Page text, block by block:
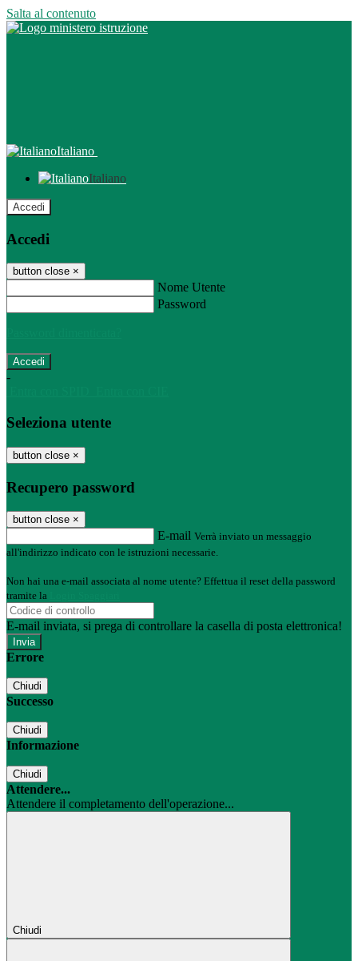
Salta al contenuto
Italiano
Italiano
Accedi
Accedi
button close ×
Nome Utente
Password
-
Seleziona utente
button close ×
Recupero password
button close ×
E-mail Verrà inviato un messaggio
all'indirizzo indicato con le istruzioni necessarie.
Non hai una e-mail associata al nome utente? Effettua il reset della password
tramite la
E-mail inviata, si prega di controllare la casella di posta elettronica!
Errore
Chiudi
Successo
Chiudi
Informazione
Chiudi
Attendere...
Attendere il completamento dell'operazione...
Chiudi